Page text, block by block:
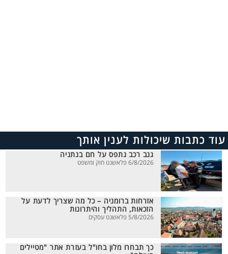
עוד כתבות שיכולות לענין אותך
גנב רכב נתפס על חם בנתניה
6/8/2026 פלאשנט חוק ומשפט
אזרחות ברומניה – כל מה שצריך לדעת על
הזכאות, התהליך והיתרונות
5/8/2026 פלאשנט עסקים
כך תבחרו מלון בחו"ל בעזרת אתר "מטיילים